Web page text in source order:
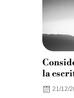
la
21/12/